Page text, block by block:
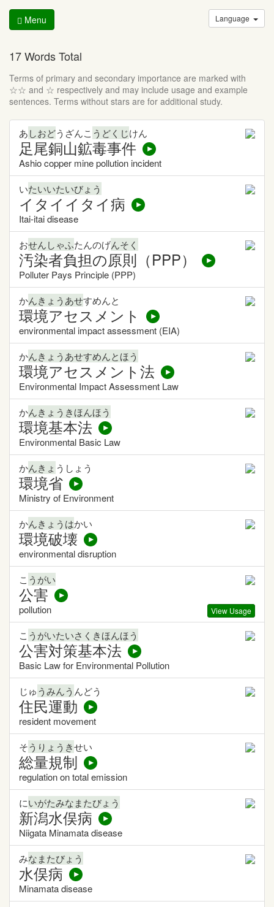
Menu Language
17 Words Total
Terms of primary and secondary importance are marked with
☆☆ and ☆ respectively and may include usage and example
sentences. Terms without stars are for additional study.
あしおどうざんこ うどくじけん
足尾銅山鉱毒事件
Ashio copper mine pollution incident
いたいいたいびょう
イタイイタイ病
Itai-itai disease
おせんしゃふたんのげんそく
汚染者負担の原則（PPP）
Polluter Pays Principle (PPP)
かんきょうあせすめんと
環境アセスメント
environmental impact assessment (EIA)
かんきょうあせすめんとほう
環境アセスメント法
Environmental Impact Assessment Law
かんきょうきほんほう
環境基本法
Environmental Basic Law
かんきょ うしょう
環境省
Ministry of Environment
かんきょうはかい
環境破壊
environmental disruption
こ うがい
公害
View Usage
pollution
こ うがいたいさくきほんほう
公害対策基本法
Basic Law for Environmental Pollution
じゅうみんう んどう
住民運動
resident movement
そうりょうきせい
総量規制
regulation on total emission
にいがたみなまたびょう
新潟水俣病
Niigata Minamata disease
みなまたびょう
水俣病
Minamata disease